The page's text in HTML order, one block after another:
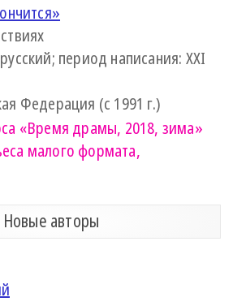
период написания: XXI
Федерация (с 1991 г.)
«Время драмы, 2018, зима»
малого формата,
Новые авторы